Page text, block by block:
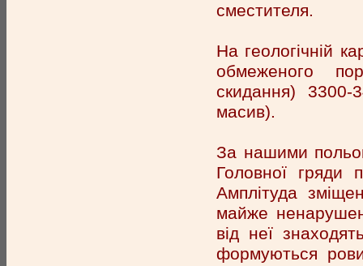
сместителя.
На геологічній
обмеженого
скидання)
масив).
За нашими
Головної гряди
Амплітуда
майже
від неї
формуються